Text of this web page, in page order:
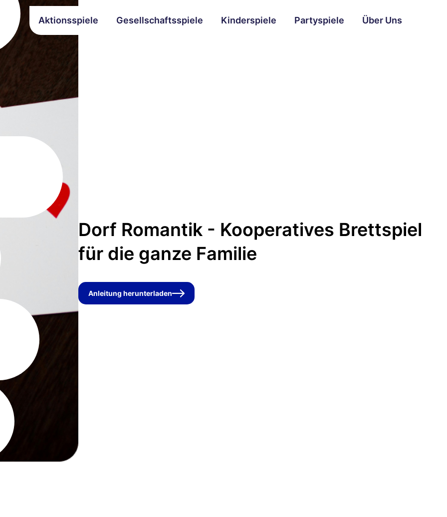
Aktionsspiele Gesellschaftsspiele Kinderspiele Partyspiele Über Uns
Dorf Romantik - Kooperatives Brettspiel
für die ganze Familie
Anleitung herunterladen